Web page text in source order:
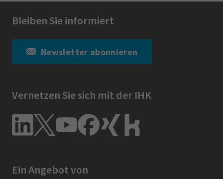
Bleiben Sie informiert
Newsletter abonnieren
Vernetzen Sie sich mit der IHK
Ein Angebot von